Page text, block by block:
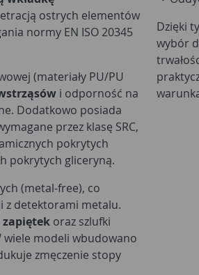
ostrych elementów
normy EN ISO 20345
(materiały PU/PU
i odporność na
Dodatkowo posiada
przez klasę SRC,
pokrytych
pokrytych gliceryną.
(metal-free), co
z detektorami metalu.
oraz szlufki
wiele modeli wbudowano
zmęczenie stopy
Dzięki
wybór